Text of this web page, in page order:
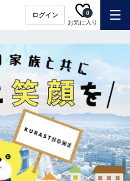
ログイン
お気に入り
0